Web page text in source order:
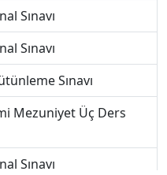
Sınavı
Sınavı
Sınavı
Mezuniyet Üç Ders
Sınavı